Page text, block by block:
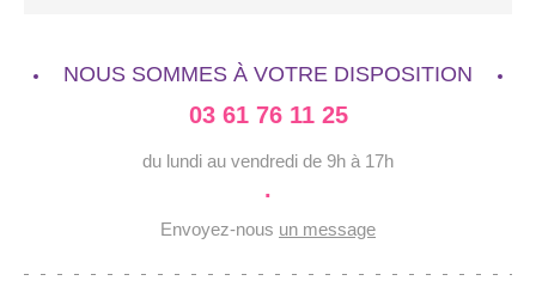
NOUS SOMMES À VOTRE DISPOSITION
03 61 76 11 25
du lundi au vendredi de 9h à 17h
·
Envoyez-nous un message